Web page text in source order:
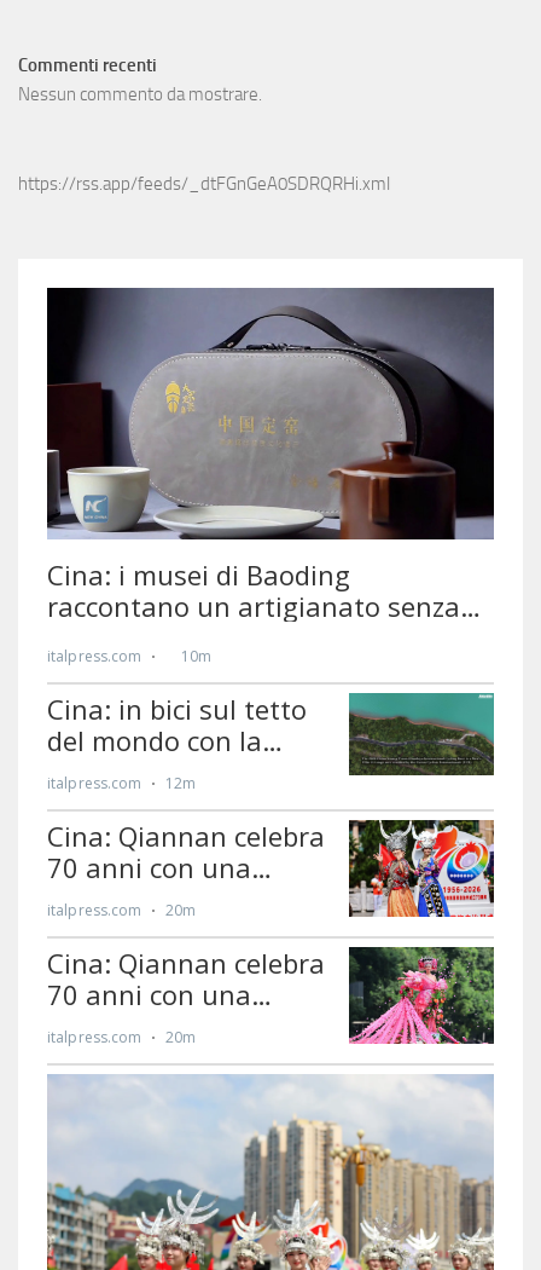
Commenti recenti
Nessun commento da mostrare.
https://rss.app/feeds/_dtFGnGeA0SDRQRHi.xml